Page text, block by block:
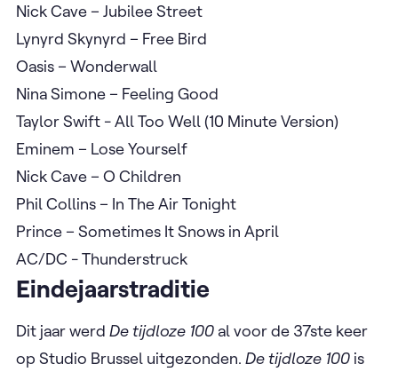
Nick Cave – Jubilee Street
Lynyrd Skynyrd – Free Bird
Oasis – Wonderwall
Nina Simone – Feeling Good
Taylor Swift - All Too Well (10 Minute Version)
Eminem – Lose Yourself
Nick Cave – O Children
Phil Collins – In The Air Tonight
Prince – Sometimes It Snows in April
AC/DC - Thunderstruck
Eindejaarstraditie
Dit jaar werd De tijdloze 100 al voor de 37ste keer
op Studio Brussel uitgezonden. De tijdloze 100 is